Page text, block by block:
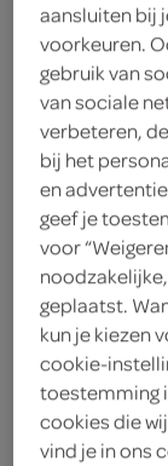
kies een
aansluiten bij
voorkeuren.
gebruik van
van sociale
verbeteren,
bij het
en
geef je
voor
geplaatst.
kun je kiezen
cookie-
toestemming
cookies die
vind je in ons